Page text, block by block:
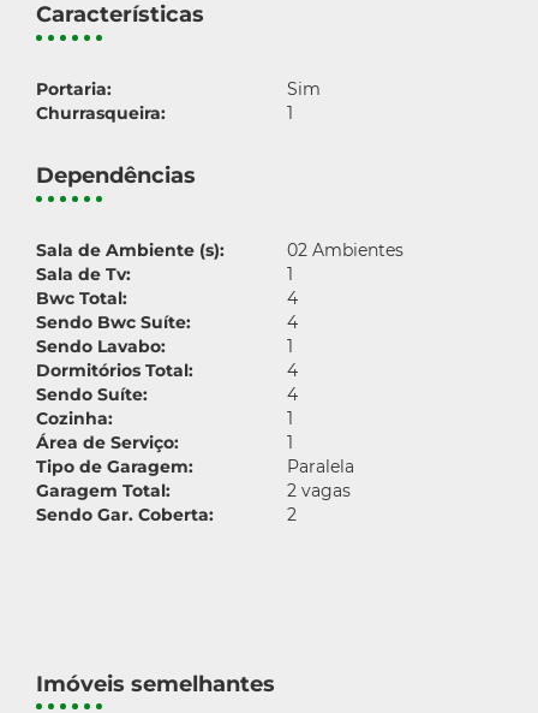
Características
Portaria:
Sim
Churrasqueira:
1
Dependências
Sala de Ambiente (s):
02 Ambientes
Sala de Tv:
1
Bwc Total:
4
Sendo Bwc Suíte:
4
Sendo Lavabo:
1
Dormitórios Total:
4
Sendo Suíte:
4
Cozinha:
1
Área de Serviço:
1
Tipo de Garagem:
Paralela
Garagem Total:
2 vagas
Sendo Gar. Coberta:
2
Imóveis semelhantes